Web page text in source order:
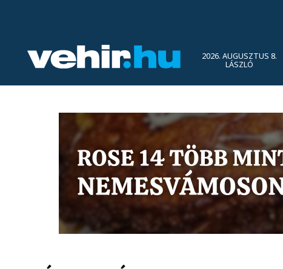
2026. AUGUSZTUS 8.
LÁSZLÓ